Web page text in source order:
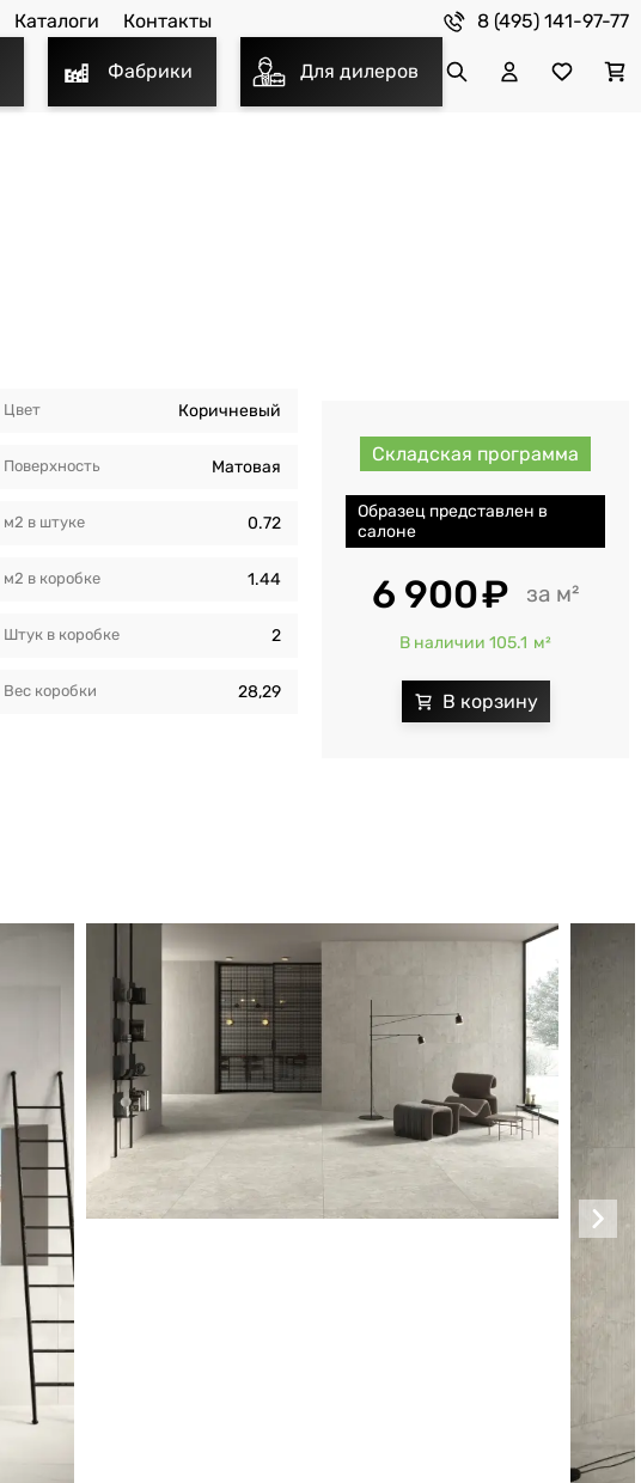
Каталоги Контакты 8 (495) 141-97-77
Фабрики Для дилеров
Цвет Коричневый
Поверхность Матовая
м2 в штуке 0.72
м2 в коробкe 1.44
Штук в коробкe 2
Вес коробки 28,29
Складская программа
Образец представлен в
салоне
6 900 м²
В наличии 105.1 м²